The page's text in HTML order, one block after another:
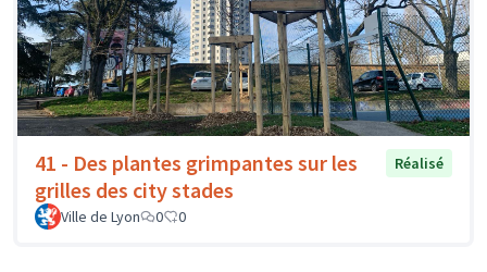
41 - Des plantes grimpantes sur les
grilles des city stades
Réalisé
Ville de Lyon 0 0